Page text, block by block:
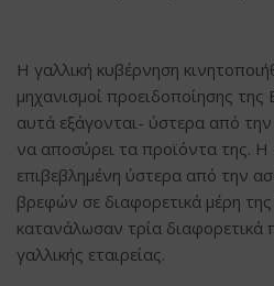
Η γαλλική κυβέρνηση
μηχανισμοί προειδοποίησης της
αυτά εξάγονται- ύστερα από
να αποσύρει τα προϊόντα της. Η
επιβεβλημένη ύστερα από την
βρεφών σε διαφορετικά μέρη
κατανάλωσαν τρία διαφορετικά
γαλλικής εταιρείας.